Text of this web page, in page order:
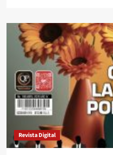
Revista
Quehacer
Político|
No110|
Mayo
2026
#QPMX
#QuehacerPolitico
#InquiriendoLaNoticia
Revista Digital